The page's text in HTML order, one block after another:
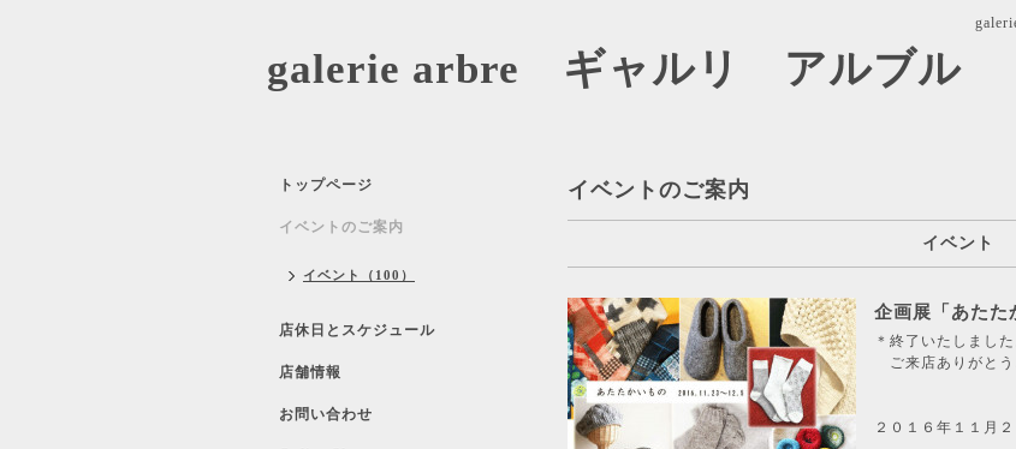
galerie arbre ギャルリ アルブル
イベントのご案内
イベント
企画展「あたた
＊終了いたしました
ご来店ありがとう
２０１６年１１月
トップページ
イベントのご案内
イベント（100）
店休日とスケジュール
店舗情報
お問い合わせ